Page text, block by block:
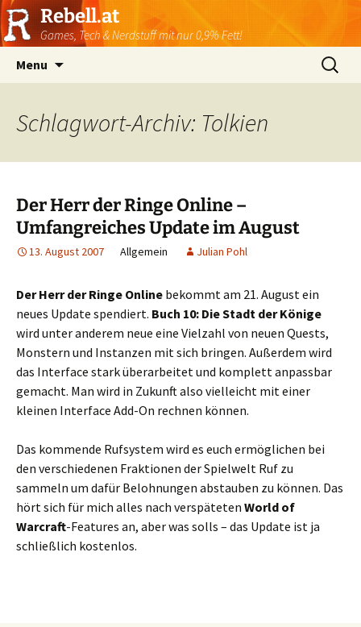
Rebell.at
Games, Tech & Nerdstuff mit nur 0,9% Fett!
Menu
Suchen
nach:
Schlagwort-Archiv: Tolkien
Der Herr der Ringe Online –
Umfangreiches Update im August
13. August 2007 Allgemein Julian Pohl
Der Herr der Ringe Online bekommt am 21. August ein
neues Update spendiert. Buch 10: Die Stadt der Könige
wird unter anderem neue eine Vielzahl von neuen Quests,
Monstern und Instanzen mit sich bringen. Außerdem wird
das Interface stark überarbeitet und komplett anpassbar
gemacht. Man wird in Zukunft also vielleicht mit einer
kleinen Interface Add-On rechnen können.
Das kommende Rufsystem wird es euch ermöglichen bei
den verschiedenen Fraktionen der Spielwelt Ruf zu
sammeln um dafür Belohnungen abstauben zu können. Das
hört sich für mich alles nach verspäteten World of
Warcraft-Features an, aber was solls – das Update ist ja
schließlich kostenlos.